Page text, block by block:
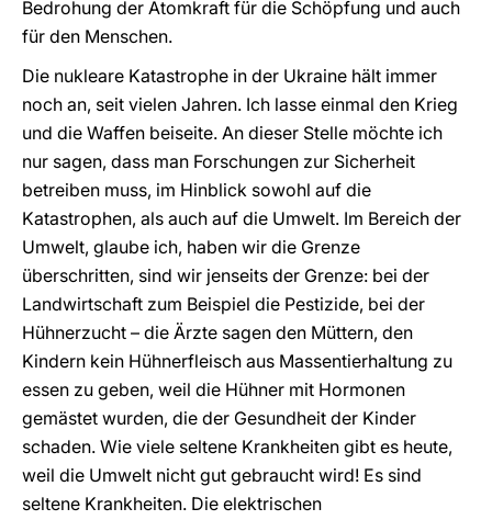
Bedrohung der Atomkraft für die Schöpfung und auch
für den Menschen.
Die nukleare Katastrophe in der Ukraine hält immer
noch an, seit vielen Jahren. Ich lasse einmal den Krieg
und die Waffen beiseite. An dieser Stelle möchte ich
nur sagen, dass man Forschungen zur Sicherheit
betreiben muss, im Hinblick sowohl auf die
Katastrophen, als auch auf die Umwelt. Im Bereich der
Umwelt, glaube ich, haben wir die Grenze
überschritten, sind wir jenseits der Grenze: bei der
Landwirtschaft zum Beispiel die Pestizide, bei der
Hühnerzucht – die Ärzte sagen den Müttern, den
Kindern kein Hühnerfleisch aus Massentierhaltung zu
essen zu geben, weil die Hühner mit Hormonen
gemästet wurden, die der Gesundheit der Kinder
schaden. Wie viele seltene Krankheiten gibt es heute,
weil die Umwelt nicht gut gebraucht wird! Es sind
seltene Krankheiten. Die elektrischen